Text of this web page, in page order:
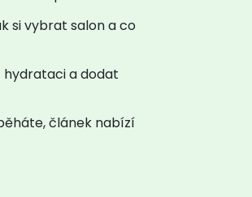
si vybrat salon a co
hydrataci a dodat
článek nabízí